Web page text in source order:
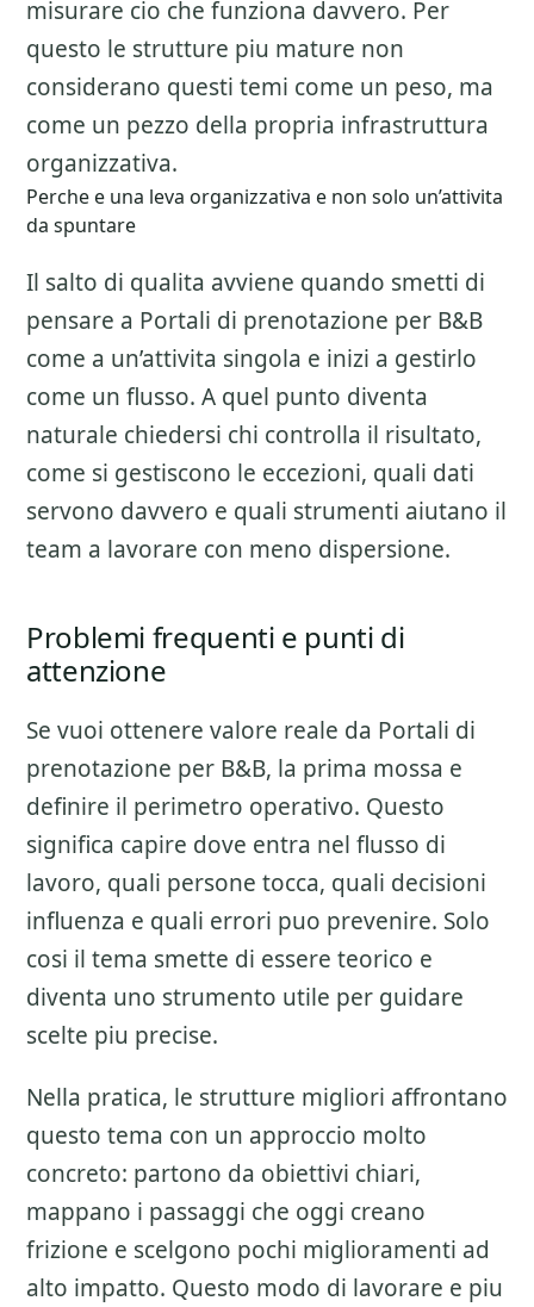
misurare cio che funziona davvero. Per
questo le strutture piu mature non
considerano questi temi come un peso, ma
come un pezzo della propria infrastruttura
organizzativa.
Perche e una leva organizzativa e non solo un’attivita
da spuntare
Il salto di qualita avviene quando smetti di
pensare a Portali di prenotazione per B&B
come a un’attivita singola e inizi a gestirlo
come un flusso. A quel punto diventa
naturale chiedersi chi controlla il risultato,
come si gestiscono le eccezioni, quali dati
servono davvero e quali strumenti aiutano il
team a lavorare con meno dispersione.
Problemi frequenti e punti di
attenzione
Se vuoi ottenere valore reale da Portali di
prenotazione per B&B, la prima mossa e
definire il perimetro operativo. Questo
significa capire dove entra nel flusso di
lavoro, quali persone tocca, quali decisioni
influenza e quali errori puo prevenire. Solo
cosi il tema smette di essere teorico e
diventa uno strumento utile per guidare
scelte piu precise.
Nella pratica, le strutture migliori affrontano
questo tema con un approccio molto
concreto: partono da obiettivi chiari,
mappano i passaggi che oggi creano
frizione e scelgono pochi miglioramenti ad
alto impatto. Questo modo di lavorare e piu